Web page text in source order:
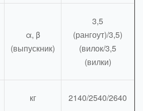
α, β
(выпускник)
3,5
(рангоут)/3,5)
(вилок/3,5
(вилки)
кг 2140/2540/2640